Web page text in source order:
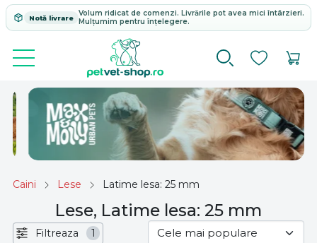
Notă livrare
Volum ridicat de comenzi. Livrările pot avea mici întârzieri.
Mulțumim pentru înțelegere.
Caini Lese Latime lesa: 25 mm
Lese, Latime lesa: 25 mm
Filtreaza 1